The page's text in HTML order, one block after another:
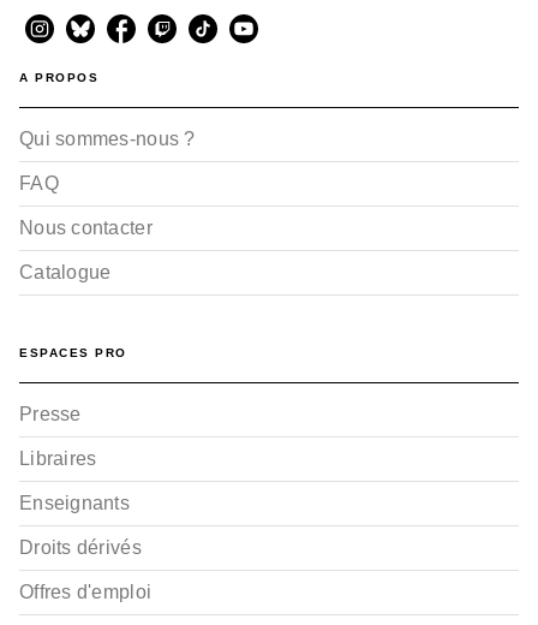
A PROPOS
Qui sommes-nous ?
FAQ
Nous contacter
Catalogue
ESPACES PRO
Presse
Libraires
Enseignants
Droits dérivés
Offres d'emploi